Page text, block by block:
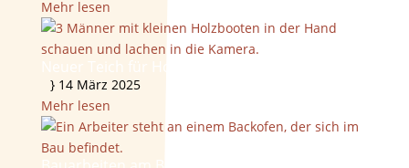
Mehr lesen
}14 März 2025
Mehr lesen